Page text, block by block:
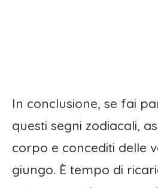
In conclusione, se fai
questi segni zodiacali,
corpo e concediti delle
giungo. È tempo di